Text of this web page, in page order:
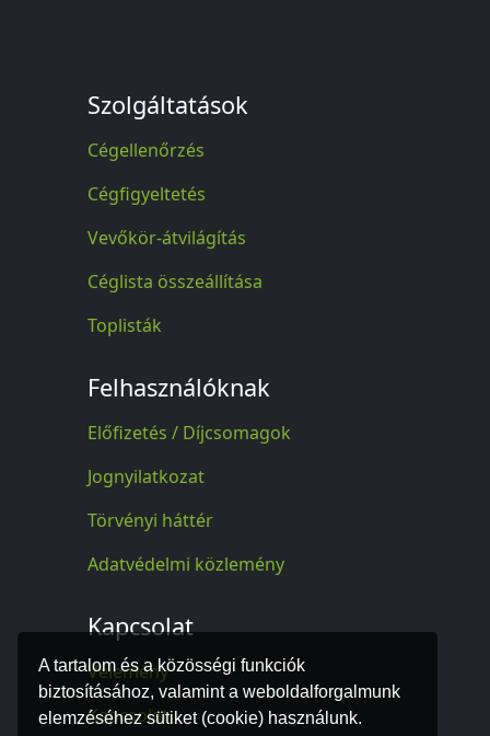
A tartalom és a közösségi funkciók
biztosításához, valamint a weboldalforgalmunk
elemzéséhez sütiket (cookie) használunk.
Szolgáltatások
Cégellenőrzés
Cégfigyeltetés
Vevőkör-átvilágítás
Céglista összeállítása
Toplisták
Felhasználóknak
Előfizetés / Díjcsomagok
Jognyilatkozat
Törvényi háttér
Adatvédelmi közlemény
Kapcsolat
Vélemény
Kapcsolat